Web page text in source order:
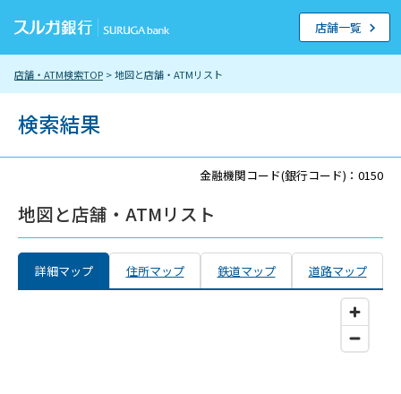
店舗・ATM検索TOP > 地図と店舗・ATMリスト
店舗一覧
検索結果
金融機関コード(銀行コード)：0150
地図と店舗・ATMリスト
詳細マップ 住所マップ 鉄道マップ 道路マップ